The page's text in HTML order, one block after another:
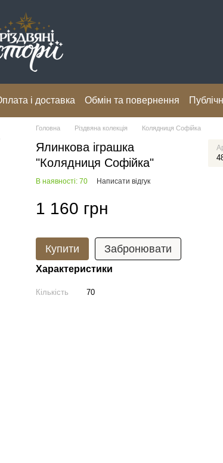
і доставка Обмін та повернення
Головна Різдвяна колекція Колядниця Софійка
Ялинкова іграшка
"Колядниця Софійка"
В наявності: 70 Написати відгук
1 160 грн
Купити Забронювати
Характеристики
Кількість 70